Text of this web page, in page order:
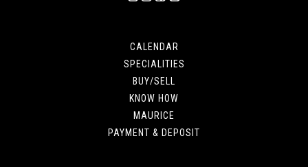
CALENDAR
SPECIALITIES
BUY/SELL
KNOW HOW
MAURICE
PAYMENT & DEPOSIT